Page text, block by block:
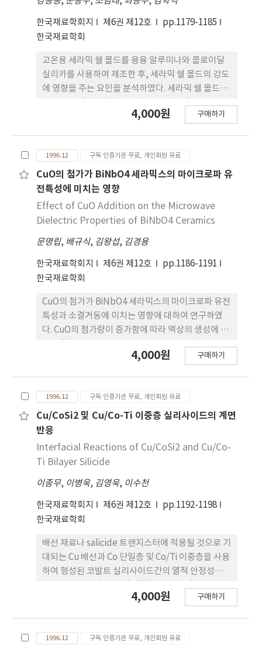
한국재료학회지 제6권 제12호
pp.1179-1185
한국재료학회
고온용 세라믹 쉘 몰드를 용융 알루미나와 콜로이달
실리카를 사용하여 제조한 후, 세라믹 쉘 몰드의 강도
에 영향을 주는 요인을 분석하였다. 세라믹 쉘 몰드의
며 또한 실리카 농도에 비례하여 증가함을 보이며 저
몰드의 소성 강도는 부착 스타코의 크기가 작을수록
크며 소성 온도에 비례하여 증가함을 보였다. 고온에
서의 강도 발현은 알루미나 입자와 콜로이달 실리카
바인더의 결합뿐만 아니라 알루미나 입자사이의 결합
도 영향을 줌을 알 수 있었다. 쉘 몰드의 결정상은
1300˚C이하에서 소성한 경우 α-알루미나만 존재함
을 보여 실리카는 비정질로 계속 남아 있음을 알 수 있
고 1400˚C 이상에서 소성한 경우 뮬라이트가 생성됨
을 보였다.
4,000원 구매하기
1996.12 구독 인증기관 무료, 개인회원 유료
CuO의 첨가가 BiNbO4 세라믹스의 마이크로파 유
전특성에 미치는 영향
Effect of CuO Addition on the Microwave
Dielectric Properties of BiNbO4 Ceramics
문명립, 배규식, 김왕섭, 김경용
한국재료학회지 제6권 제12호
pp.1186-1191
한국재료학회
CuO의 첨가가 BiNbO4 세라믹스의 마이크로파 유전
특성과 소결거동에 미치는 영향에 대하여 연구하였
다. CuO의 첨가량이 증가함에 따라 액상의 생성에 의
상수는 소결온도가 증가함에 따라 증가하는 경향을
CuO 첨가량을 증가하였다. 소결온도 920˚C-960˚C,
소결시간 2시간일 때의 고주파 유전특성으로는 유전
상수가 43.6, Qxfo값이 13,200 이상, τf
=-14.36ppm/˚C을 얻었다.
4,000원 구매하기
1996.12 구독 인증기관 무료, 개인회원 유료
Cu/CoSi2 및 Cu/Co-Ti 이중층 실리사이드의 계면
반응
Interfacial Reactions of Cu/CoSi2 and Cu/Co-
Ti Bilayer Silicide
이종무, 이병욱, 김영욱, 이수천
한국재료학회지 제6권 제12호
pp.1192-1198
한국재료학회
배선 재료나 salicide 트랜지스터에 적용될 것으로 기
대되는 Cu 배선과 Co 단일층 및 Co/Ti 이중층을 사용
하여 형성된 코발트 실리사이드간의 열적 안정성에
CoSi2층과 Si 기판 사이에 형성되었는데, 이것은 Cu
Cu/CoSi2/Cu3Si/Si과 TiO2/Co-Ti-Si 합
4,000원 구매하기
1996.12 구독 인증기관 무료, 개인회원 유료